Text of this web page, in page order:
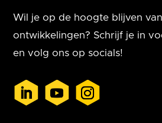
Wil je op de hoogte blijven
ontwikkelingen? Schrijf je in
en volg ons op socials!